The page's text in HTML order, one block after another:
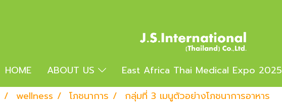
HOME ABOUT US East Africa Thai Medical Expo 2025
wellness โภชนาการ กลุ่มที่ 3 เมนูตัวอย่างโภชนาการอาหาร